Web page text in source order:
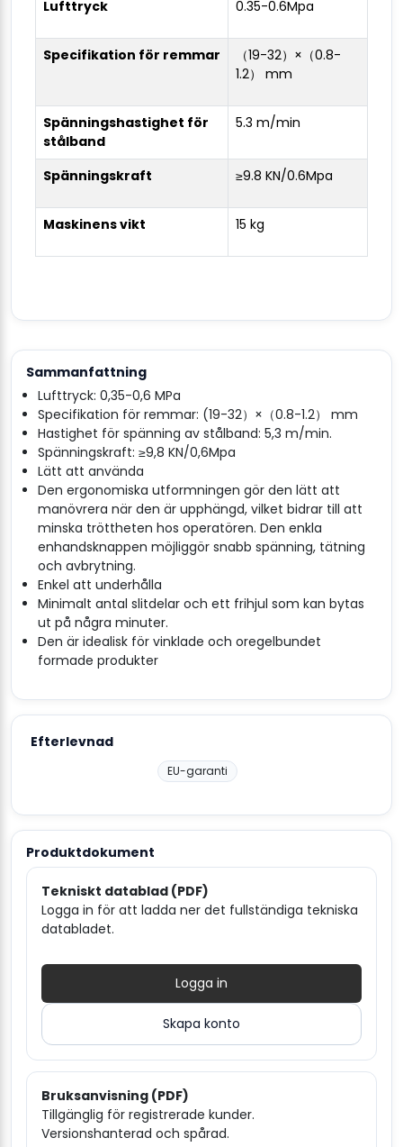
Lufttryck 0.35-0.6Mpa
Specifikation för remmar
（19-32）×（0.8-
1.2） mm
Spänningshastighet för
stålband
5.3 m/min
Spänningskraft ≥9.8 KN/0.6Mpa
Maskinens vikt 15 kg
Sammanfattning
Lufttryck: 0,35-0,6 MPa
Specifikation för remmar: (19-32）×（0.8-1.2） mm
Hastighet för spänning av stålband: 5,3 m/min.
Spänningskraft: ≥9,8 KN/0,6Mpa
Lätt att använda
Den ergonomiska utformningen gör den lätt att
manövrera när den är upphängd, vilket bidrar till att
minska tröttheten hos operatören. Den enkla
enhandsknappen möjliggör snabb spänning, tätning
och avbrytning.
Enkel att underhålla
Minimalt antal slitdelar och ett frihjul som kan bytas
ut på några minuter.
Den är idealisk för vinklade och oregelbundet
formade produkter
Efterlevnad
EU-garanti
Produktdokument
Tekniskt datablad (PDF)
Logga in för att ladda ner det fullständiga tekniska
databladet.
Logga in
Skapa konto
Bruksanvisning (PDF)
Tillgänglig för registrerade kunder.
Versionshanterad och spårad.